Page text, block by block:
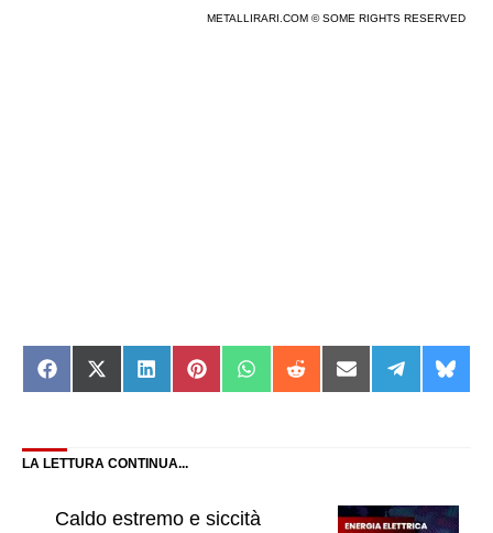
METALLIRARI.COM © SOME RIGHTS RESERVED
Share
on
Share
on
Share
on
Share
on
Share
on
Share
on
Share
on
Share
on
on
LA LETTURA CONTINUA...
Caldo estremo e siccità